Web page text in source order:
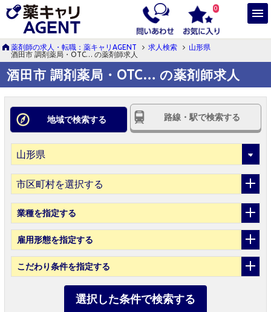
0
薬剤師の求人・転職：薬キャリAGENT 求人検索
山形県
酒田市 調剤薬局・OTC… の薬剤師求人
酒田市 調剤薬局・OTC… の薬剤師求人
地域で検索する 路線・駅で検索する
市区町村を選択する
業種を指定する
雇用形態を指定する
こだわり条件を指定する
選択した条件で検索する